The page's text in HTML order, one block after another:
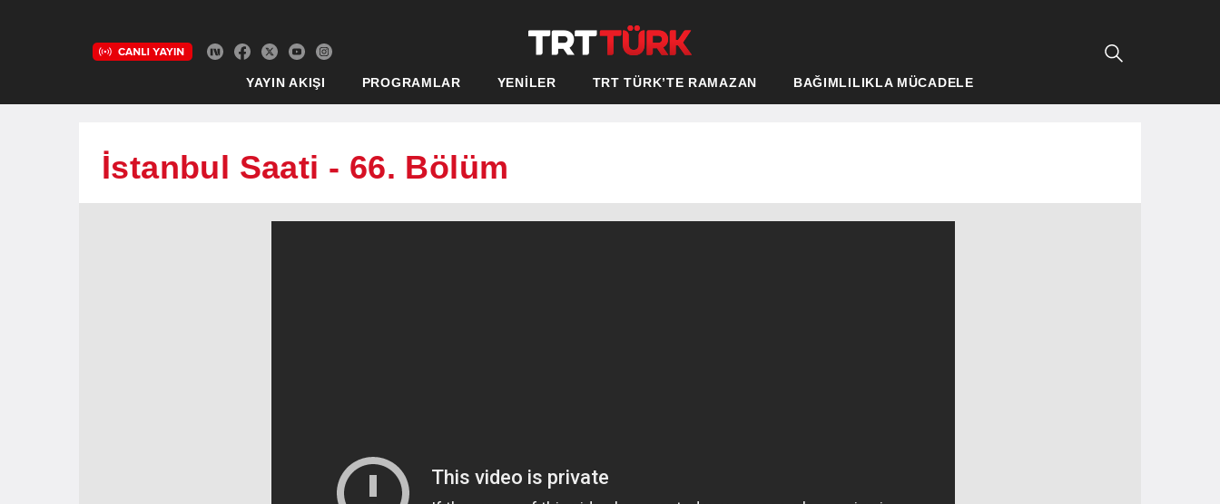
YAYIN AKIŞI PROGRAMLAR YENİLER TRT TÜRK’TE RAMAZAN BAĞIMLILIKLA MÜCADELE
İstanbul Saati - 66. Bölüm